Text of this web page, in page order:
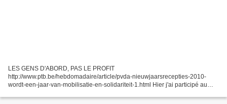
LES GENS D'ABORD, PAS LE PROFIT
http://www.ptb.be/hebdomadaire/article/pvda-nieuwjaarsrecepties-2010-
wordt-een-jaar-van-mobilisatie-en-solidariteit-1.html Hier j'ai participé au